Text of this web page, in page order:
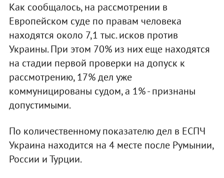
Как сообщалось, на рассмотрении в
Европейском суде по правам человека
находятся около 7,1 тыс. исков против
Украины. При этом 70% из них еще находятся
на стадии первой проверки на допуск к
рассмотрению, 17% дел уже
коммуницированы судом, а 1% - признаны
допустимыми.
По количественному показателю дел в ЕСПЧ
Украина находится на 4 месте после Румынии,
России и Турции.